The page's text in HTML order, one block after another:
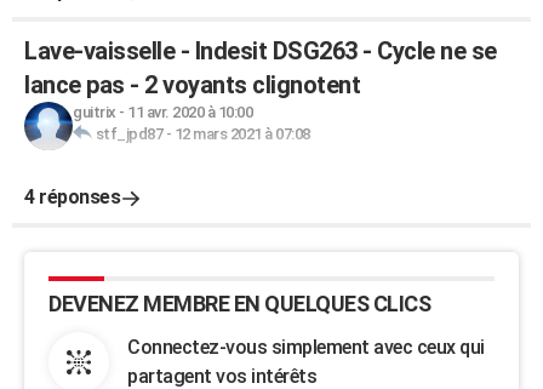
Lave-vaisselle - Indesit DSG263 - Cycle ne se
lance pas - 2 voyants clignotent
guitrix - 11 avr. 2020 à 10:00
stf_jpd87- 12 mars 2021 à 07:08
4 réponses
DEVENEZ MEMBRE EN QUELQUES CLICS
Connectez-vous simplement avec ceux qui
partagent vos intérêts